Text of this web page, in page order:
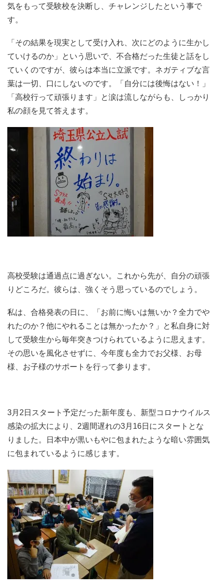
気をもって受験校を決断し、チャレンジしたという事で
す。
「その結果を現実として受け入れ、次にどのように生かし
ていけるのか」という思いで、不合格だった生徒と話をし
ていくのですが、彼らは本当に立派です。ネガティブな言
葉は一切、口にしないのです。「自分には後悔はない！」
「高校行って頑張ります」と涙は流しながらも、しっかり
私の顔を見て答えます。
高校受験は通過点に過ぎない。これから先が、自分の頑張
りどころだ。彼らは、強くそう思っているのでしょう。
私は、合格発表の日に、「お前に悔いは無いか？全力でや
れたのか？他にやれることは無かったか？」と私自身に対
して受験生から毎年突きつけられているように思えます。
その思いを風化させずに、今年度も全力でお父様、お母
様、お子様のサポートを行って参ります。
3月2日スタート予定だった新年度も、新型コロナウイルス
感染の拡大により、2週間遅れの3月16日にスタートとな
りました。日本中が黒いもやに包まれたような暗い雰囲気
に包まれているように感じます。